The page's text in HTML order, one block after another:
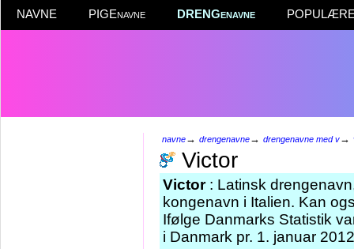
NAVNE PIGEnavne DRENGenavne POPULÆRE
navne→ drengenavne→ drengenavne med v→
Victor
Victor: Latinsk
kongenavn i Italien. Kan
Ifølge Danmarks Statistik
i Danmark pr. 1. januar